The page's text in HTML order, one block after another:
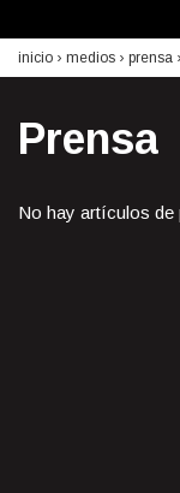
inicio › medios › prensa
Prensa
No hay artículos de